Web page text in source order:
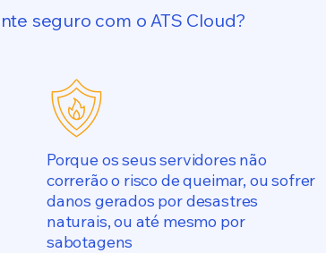
seguro com o ATS Cloud?
Porque os seus servidores não
correrão o risco de queimar, ou sofrer
danos gerados por desastres
naturais, ou até mesmo por
sabotagens